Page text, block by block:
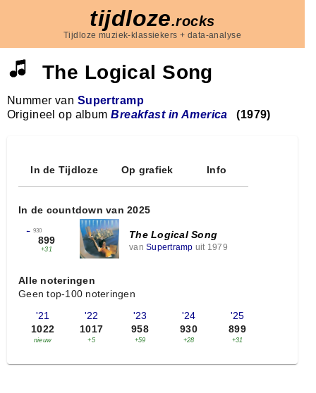
tijdloze.rocks
Tijdloze muziek-klassiekers + data-analyse
The Logical Song
Nummer van Supertramp
Origineel op albumBreakfast in America (1979)
In de Tijdloze Op grafiek Info
In de countdown van 2025
← 930
899
+31
The Logical Song
van Supertramp uit 1979
Alle noteringen
Geen top-100 noteringen
'21
1022
nieuw
'22
1017
+5
'23
958
+59
'24
930
+28
'25
899
+31